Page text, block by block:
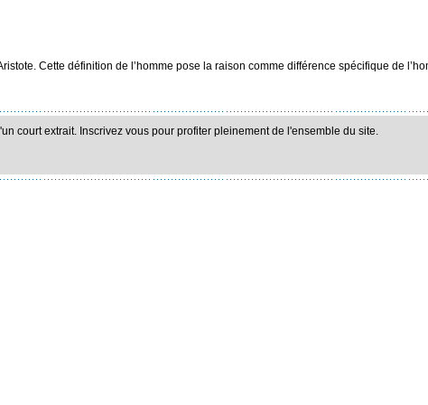
Cette définition de l’homme pose la raison comme différence spécifique de
court extrait. Inscrivez vous pour profiter pleinement de l'ensemble du site.